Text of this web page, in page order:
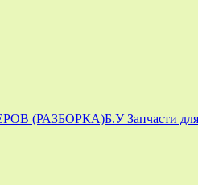
(РАЗБОРКА)Б.У Запчасти